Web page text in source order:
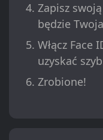
Zapisz
będzie
Włącz Face
uzyskać
Zrobione!